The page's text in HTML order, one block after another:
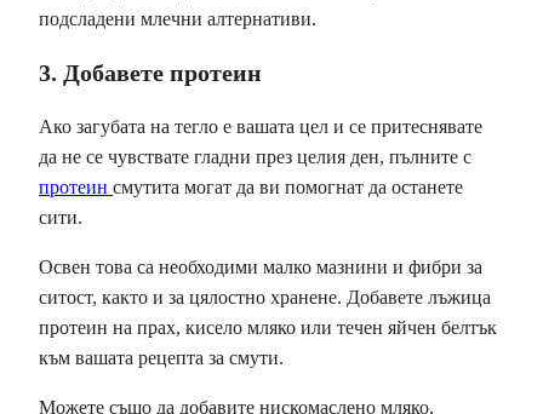
подсладени млечни алтернативи.
3. Добавете протеин
Ако загубата на тегло е вашата цел и се притеснявате
да не се чувствате гладни през целия ден, пълните с
протеин смутита могат да ви помогнат да останете
сити.
Освен това са необходими малко мазнини и фибри за
ситост, както и за цялостно хранене. Добавете лъжица
протеин на прах, кисело мляко или течен яйчен белтък
към вашата рецепта за смути.
Можете също да добавите нискомаслено мляко,